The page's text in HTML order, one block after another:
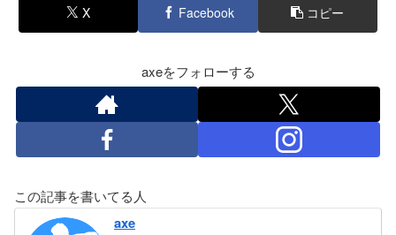
X Facebook コピー
axeをフォローする
この記事を書いてる人
axe